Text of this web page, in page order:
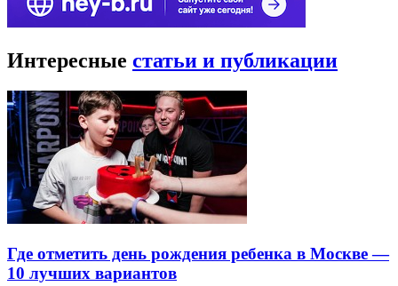
Интересные статьи и публикации
Где отметить день рождения ребенка в Москве —
10 лучших вариантов